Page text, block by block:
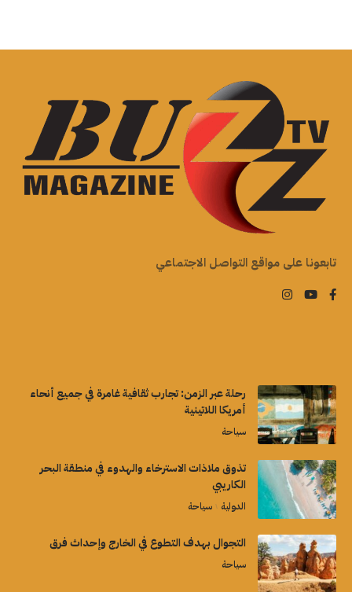
تابعونا على مواقع التواصل الاجتماعي
رحلة عبر الزمن: تجارب ثقافية غامرة في جميع أنحاء
أمريكا اللاتينية
سياحة
تذوق ملاذات الاسترخاء والهدوء في منطقة البحر
الكاريبي
الدولية سياحة
التجوال بهدف التطوع في الخارج وإحداث فرق
سياحة